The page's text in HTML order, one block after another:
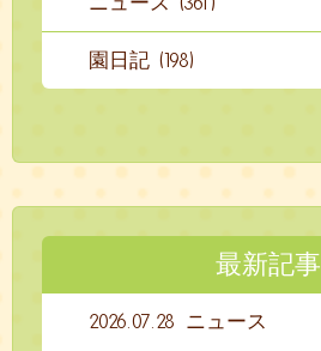
園日記 (198)
最新記事
2026.07.28
ニュース